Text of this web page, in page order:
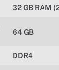
32 GB RAM
64 GB
DDR4